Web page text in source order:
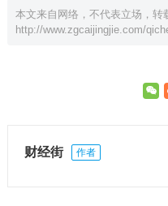
本文来自网络，不代表立场，转
http://www.zgcaijingjie.com/
财经街 作者